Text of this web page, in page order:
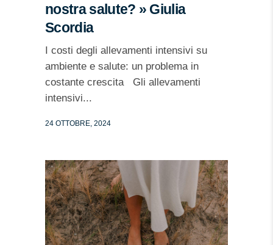
nostra salute? » Giulia
Scordia
I costi degli allevamenti intensivi su
ambiente e salute: un problema in
costante crescita Gli allevamenti
intensivi...
24 OTTOBRE, 2024